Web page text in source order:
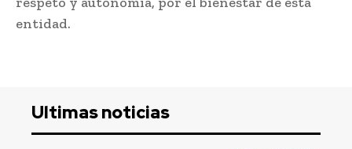
entidad.
Ultimas noticias